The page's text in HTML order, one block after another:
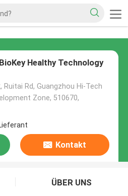
Healthy Technology
Ruitai Rd, Guangzhou Hi-Tech
Zone, 510670,
Kontakt
ÜBER UNS